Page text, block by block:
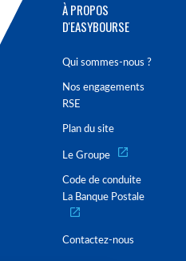
À PROPOS
D'EASYBOURSE
Qui sommes-nous ?
Nos engagements
RSE
Plan du site
Le Groupe
Code de conduite
La Banque Postale
Contactez-nous